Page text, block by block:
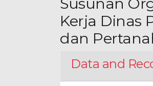
Kerja Dinas
dan
Data and